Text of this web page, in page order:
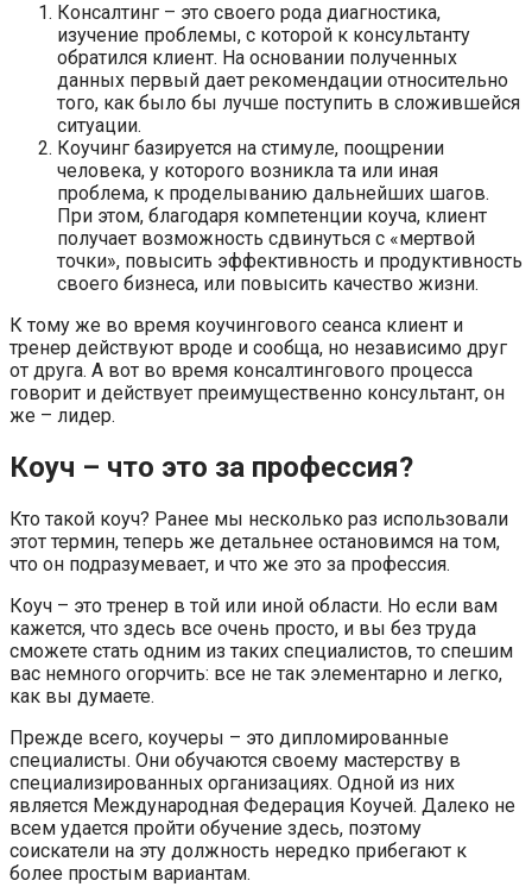
Консалтинг – это своего рода диагностика,
изучение проблемы, с которой к консультанту
обратился клиент. На основании полученных
данных первый дает рекомендации относительно
того, как было бы лучше поступить в сложившейся
ситуации.
Коучинг базируется на стимуле, поощрении
человека, у которого возникла та или иная
проблема, к проделыванию дальнейших шагов.
При этом, благодаря компетенции коуча, клиент
получает возможность сдвинуться с «мертвой
точки», повысить эффективность и продуктивность
своего бизнеса, или повысить качество жизни.
К тому же во время коучингового сеанса клиент и
тренер действуют вроде и сообща, но независимо друг
от друга. А вот во время консалтингового процесса
говорит и действует преимущественно консультант, он
же – лидер.
Коуч – что это за профессия?
Кто такой коуч? Ранее мы несколько раз использовали
этот термин, теперь же детальнее остановимся на том,
что он подразумевает, и что же это за профессия.
Коуч – это тренер в той или иной области. Но если вам
кажется, что здесь все очень просто, и вы без труда
сможете стать одним из таких специалистов, то спешим
вас немного огорчить: все не так элементарно и легко,
как вы думаете.
Прежде всего, коучеры – это дипломированные
специалисты. Они обучаются своему мастерству в
специализированных организациях. Одной из них
является Международная Федерация Коучей. Далеко не
всем удается пройти обучение здесь, поэтому
соискатели на эту должность нередко прибегают к
более простым вариантам.